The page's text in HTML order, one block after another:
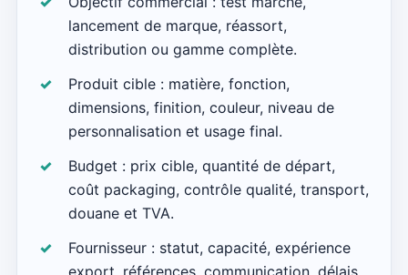
lancement de marque, réassort,
distribution ou gamme complète.
Produit cible : matière, fonction,
dimensions, finition, couleur, niveau de
personnalisation et usage final.
Budget : prix cible, quantité de départ,
coût packaging, contrôle qualité, transport,
douane et TVA.
Fournisseur : statut, capacité, expérience